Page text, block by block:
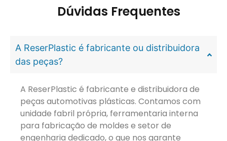
Dúvidas Frequentes
A ReserPlastic é fabricante ou distribuidora
das peças?
A ReserPlastic é fabricante e distribuidora de
peças automotivas plásticas. Contamos com
unidade fabril própria, ferramentaria interna
para fabricação de moldes e setor de
engenharia dedicado, o que nos garante